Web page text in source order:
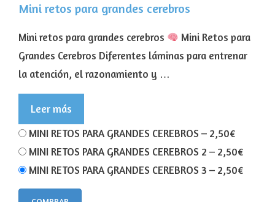
Mini retos para grandes cerebros
Mini retos para grandes cerebros
Mini Retos para
Grandes Cerebros Diferentes láminas para entrenar
la atención, el razonamiento y …
Leer más
MINI RETOS PARA GRANDES CEREBROS – 2,50€
MINI RETOS PARA GRANDES CEREBROS 2 – 2,50€
MINI RETOS PARA GRANDES CEREBROS 3 – 2,50€